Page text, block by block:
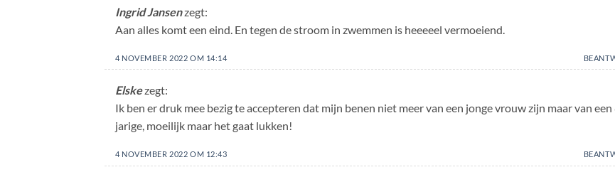
Ingrid Jansenzegt:
Aan alles komt een eind. En tegen de stroom in zwemmen is heeeeel vermoeiend.
4 NOVEMBER 2022 OM 14:14
Elskezegt:
Ik ben er druk mee bezig te accepteren dat mijn benen niet meer van een jonge vrouw zijn maar van een
jarige, moeilijk maar het gaat lukken!
4 NOVEMBER 2022 OM 12:43